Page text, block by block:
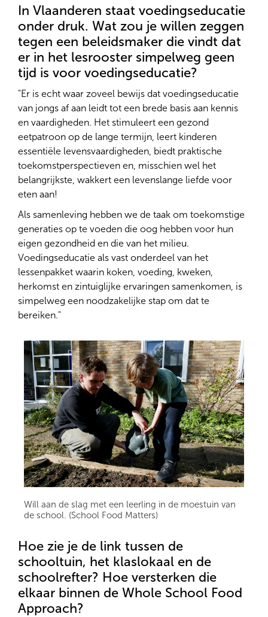
In Vlaanderen staat voedingseducatie
onder druk. Wat zou je willen zeggen
tegen een beleidsmaker die vindt dat
er in het lesrooster simpelweg geen
tijd is voor voedingseducatie?
"Er is echt waar zoveel bewijs dat voedingseducatie
van jongs af aan leidt tot een brede basis aan kennis
en vaardigheden. Het stimuleert een gezond
eetpatroon op de lange termijn, leert kinderen
essentiële levensvaardigheden, biedt praktische
toekomstperspectieven en, misschien wel het
belangrijkste, wakkert een levenslange liefde voor
eten aan!
Als samenleving hebben we de taak om toekomstige
generaties op te voeden die oog hebben voor hun
eigen gezondheid en die van het milieu.
Voedingseducatie als vast onderdeel van het
lessenpakket waarin koken, voeding, kweken,
herkomst en zintuiglijke ervaringen samenkomen, is
simpelweg een noodzakelijke stap om dat te
bereiken."
Will aan de slag met een leerling in de moestuin van
de school. (School Food Matters)
Hoe zie je de link tussen de
schooltuin, het klaslokaal en de
schoolrefter? Hoe versterken die
elkaar binnen de Whole School Food
Approach?